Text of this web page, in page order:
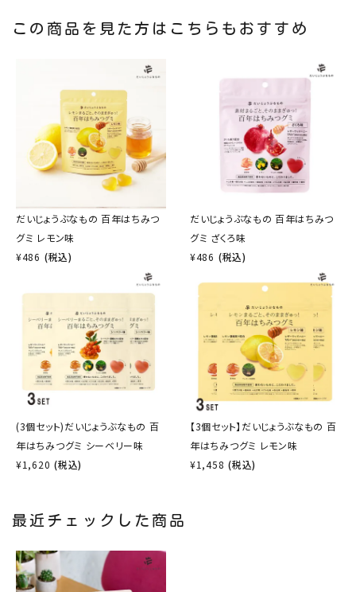
この商品を見た方はこちらもおすすめ
だいじょうぶなもの 百年はちみつ
グミ レモン味
¥486 (税込)
だいじょうぶなもの 百年はちみつ
グミ ざくろ味
¥486 (税込)
(3個セット)だいじょうぶなもの 百
年はちみつグミ シーベリー味
¥1,620 (税込)
【3個セット】だいじょうぶなもの 百
年はちみつグミ レモン味
¥1,458 (税込)
最近チェックした商品